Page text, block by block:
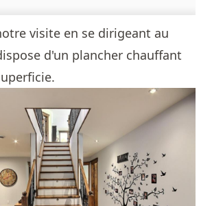
visite en se dirigeant au
d'un plancher chauffant